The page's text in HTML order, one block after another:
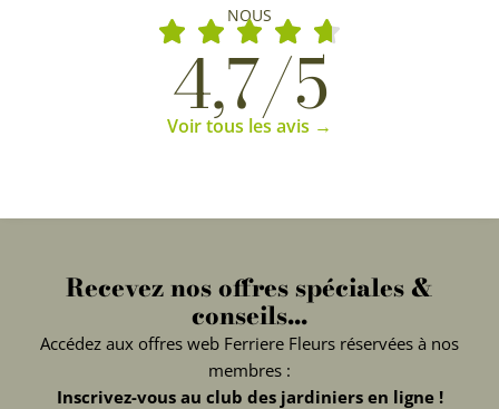
NOUS
4,7/5
Voir tous les avis →
Recevez nos offres spéciales &
conseils...
Accédez aux offres web Ferriere Fleurs réservées à nos
membres :
Inscrivez-vous au club des jardiniers en ligne !